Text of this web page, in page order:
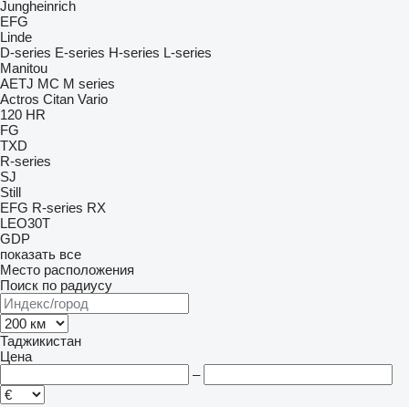
Jungheinrich
EFG
Linde
D-series E-series H-series L-series
Manitou
AETJ MC M series
Actros Citan Vario
120 HR
FG
TXD
R-series
SJ
Still
EFG R-series RX
LEO30T
GDP
показать все
Место расположения
Поиск по радиусу
Таджикистан
Цена
–